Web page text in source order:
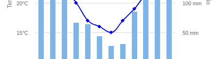
15°C
20°C
50 mm
100 mm